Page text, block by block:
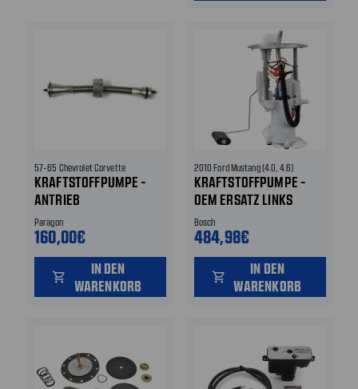
57-65 Chevrolet Corvette
KRAFTSTOFFPUMPE -
ANTRIEB
Paragon
160,00€
shopping_cart
IN DEN
WARENKORB
2010 Ford Mustang (4.0, 4.6)
KRAFTSTOFFPUMPE -
OEM ERSATZ LINKS
Bosch
484,98€
shopping_cart
IN DEN
WARENKORB